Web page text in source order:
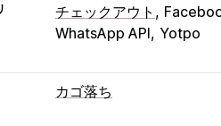
チェックアウト
WhatsApp API Yotpo
カゴ落ち